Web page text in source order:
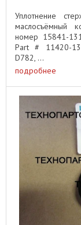
Уплотнение
маслосъёмный
номер 15841-
Part # 11420-
D782, ...
подробнее